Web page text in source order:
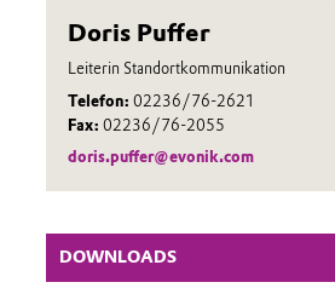
Doris Puffer
Leiterin Standortkommunikation
Telefon: 02236/76-2621
Fax: 02236/76-2055
doris.puffer@evonik.com
DOWNLOADS